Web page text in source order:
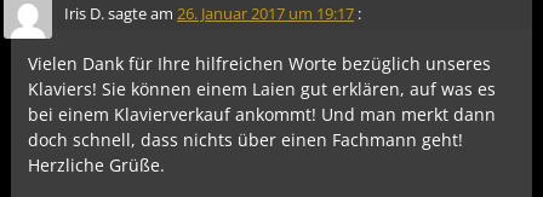
Iris D.sagte am 26. Januar 2017 um 19:17 :
Vielen Dank für Ihre hilfreichen Worte bezüglich unseres
Klaviers! Sie können einem Laien gut erklären, auf was es
bei einem Klavierverkauf ankommt! Und man merkt dann
doch schnell, dass nichts über einen Fachmann geht!
Herzliche Grüße.